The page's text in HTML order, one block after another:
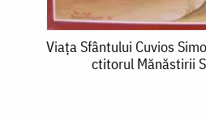
Viața
Sfântului
Viața Sfântului Cuvios
ctitorul Mănăstirii